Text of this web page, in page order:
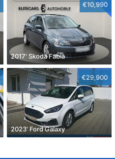
€10,990
2017' Skoda Fabia
€29,900
2023' Ford Galaxy